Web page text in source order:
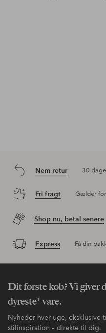
Nem retur 30
Fri fragt Gælder
Shop nu, betal senere
Express Få din
Dit første køb? Vi giver
dyreste* vare.
Nyheder hver uge, eksklusive
stilinspiration – direkte til dig.